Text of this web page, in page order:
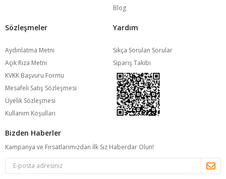
Blog
Sözleşmeler
Aydınlatma Metni
Açık Rıza Metni
KVKK Başvuru Formu
Mesafeli Satış Sözleşmesi
Üyelik Sözleşmesi
Kullanım Koşulları
Yardım
Sıkça Sorulan Sorular
Sipariş Takibi
Bizden Haberler
Kampanya ve Fırsatlarımızdan İlk Siz Haberdar Olun!